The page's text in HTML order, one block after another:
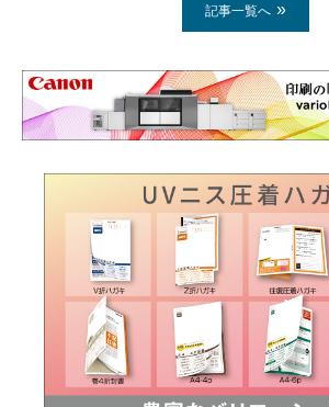
記事一覧へ